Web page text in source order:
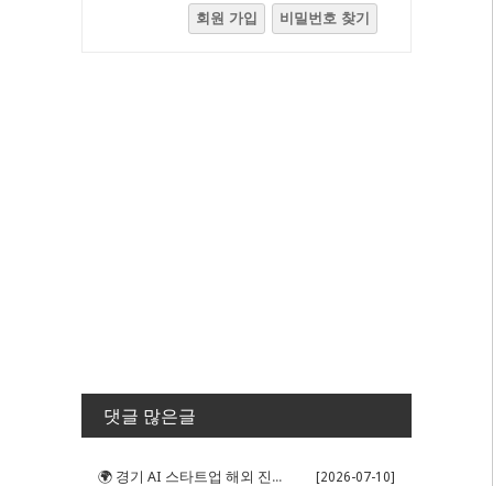
회원 가입 비밀번호 찾기
댓글 많은글
🌍 경기 AI 스타트업 해외 진출 판... [2026-07-10]